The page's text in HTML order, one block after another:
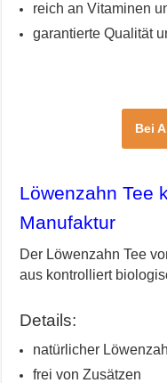
reich an Vitaminen
garantierte Qualität
Bei
Löwenzahn Tee
Manufaktur
Der Löwenzahn Tee
aus kontrolliert
Details:
natürlicher
frei von Zusätzen